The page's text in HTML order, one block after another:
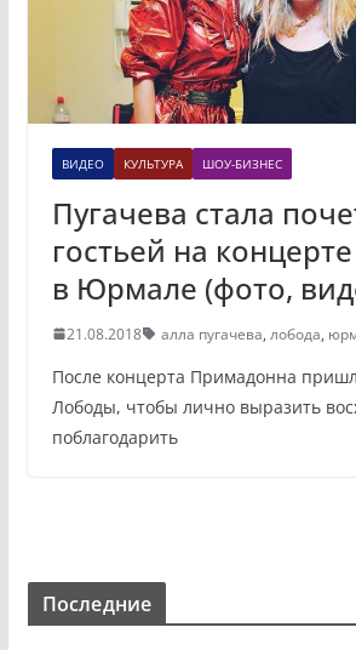
ВИДЕО КУЛЬТУРА ШОУ-БИЗНЕС
Пугачева стала
гостьей на
в Юрмале (фото,
21.08.2018 алла пугачева, лобода,
После концерта Примадонна
Лободы, чтобы лично выразить
поблагодарить
Последние